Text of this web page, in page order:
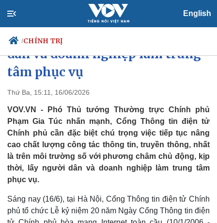
English
/CHÍNH TRỊ
Chính trị
Tổ chức nhân sự
Quốc hội
Nhận diện sự thật
Tin 24h
Dự báo thời tiết
Giáo dục
Dấu ấn VOV
Việc làm
Biển đảo
Cổng TTĐT Chính phủ lấy người
dân và doanh nghiệp làm trung
tâm phục vụ
Thứ Ba, 15:11, 16/06/2026
VOV.VN - Phó Thủ tướng Thường trực Chính phủ
Phạm Gia Túc nhấn mạnh, Cổng Thông tin điện tử
Chính phủ cần đặc biệt chú trọng việc tiếp tục nâng
cao chất lượng công tác thông tin, truyền thông, nhất
là trên môi trường số với phương châm chủ động, kịp
thời, lấy người dân và doanh nghiệp làm trung tâm
phục vụ.
Sáng nay (16/6), tại Hà Nội, Cổng Thông tin điện tử Chính
phủ tổ chức Lễ kỷ niệm 20 năm Ngày Cổng Thông tin điện